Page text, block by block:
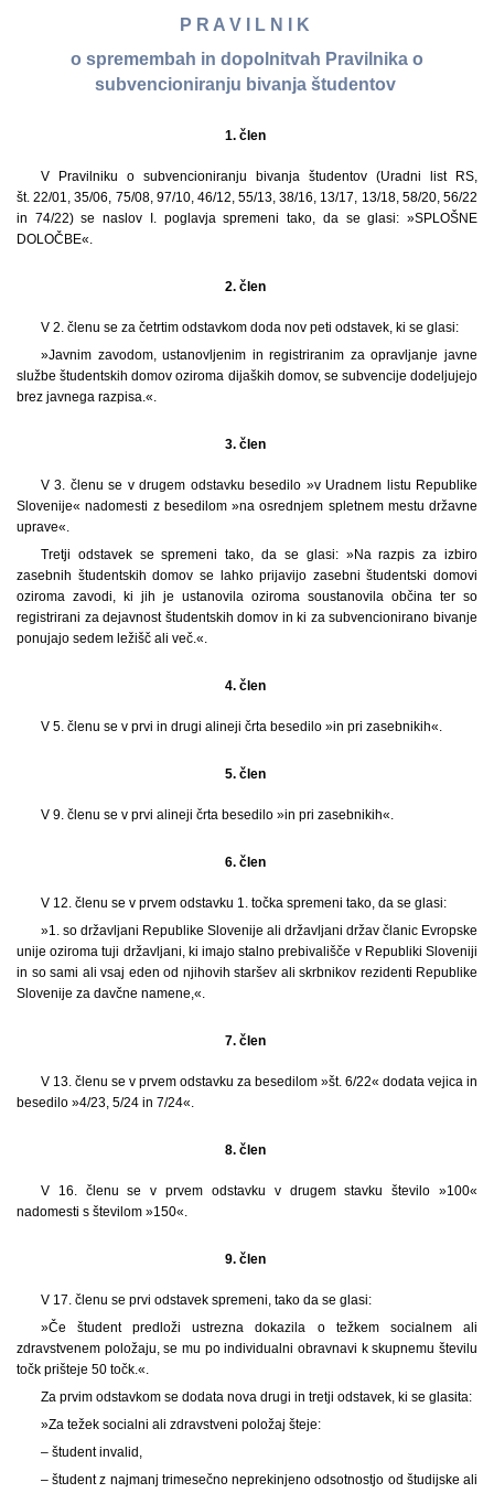
P R A V I L N I K
o spremembah in dopolnitvah Pravilnika o
subvencioniranju bivanja študentov
1. člen
V Pravilniku o subvencioniranju bivanja študentov (Uradni list RS,
št. 22/01, 35/06, 75/08, 97/10, 46/12, 55/13, 38/16, 13/17, 13/18, 58/20, 56/22
in 74/22) se naslov I. poglavja spremeni tako, da se glasi: »SPLOŠNE
DOLOČBE«.
2. člen
V 2. členu se za četrtim odstavkom doda nov peti odstavek, ki se glasi:
»Javnim zavodom, ustanovljenim in registriranim za opravljanje javne
službe študentskih domov oziroma dijaških domov, se subvencije dodeljujejo
brez javnega razpisa.«.
3. člen
V 3. členu se v drugem odstavku besedilo »v Uradnem listu Republike
Slovenije« nadomesti z besedilom »na osrednjem spletnem mestu državne
uprave«.
Tretji odstavek se spremeni tako, da se glasi: »Na razpis za izbiro
zasebnih študentskih domov se lahko prijavijo zasebni študentski domovi
oziroma zavodi, ki jih je ustanovila oziroma soustanovila občina ter so
registrirani za dejavnost študentskih domov in ki za subvencionirano bivanje
ponujajo sedem ležišč ali več.«.
4. člen
V 5. členu se v prvi in drugi alineji črta besedilo »in pri zasebnikih«.
5. člen
V 9. členu se v prvi alineji črta besedilo »in pri zasebnikih«.
6. člen
V 12. členu se v prvem odstavku 1. točka spremeni tako, da se glasi:
»1. so državljani Republike Slovenije ali državljani držav članic Evropske
unije oziroma tuji državljani, ki imajo stalno prebivališče v Republiki Sloveniji
in so sami ali vsaj eden od njihovih staršev ali skrbnikov rezidenti Republike
Slovenije za davčne namene,«.
7. člen
V 13. členu se v prvem odstavku za besedilom »št. 6/22« dodata vejica in
besedilo »4/23, 5/24 in 7/24«.
8. člen
V 16. členu se v prvem odstavku v drugem stavku število »100«
nadomesti s številom »150«.
9. člen
V 17. členu se prvi odstavek spremeni, tako da se glasi:
»Če študent predloži ustrezna dokazila o težkem socialnem ali
zdravstvenem položaju, se mu po individualni obravnavi k skupnemu številu
točk prišteje 50 točk.«.
Za prvim odstavkom se dodata nova drugi in tretji odstavek, ki se glasita:
»Za težek socialni ali zdravstveni položaj šteje:
– študent invalid,
– študent z najmanj trimesečno neprekinjeno odsotnostjo od študijske ali